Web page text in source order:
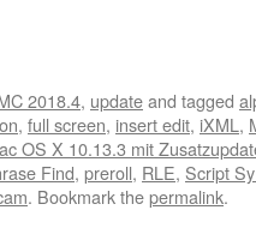
2018.4, updateand tagged
, full screen, insert edit, iXML ,
OS X 10.13.3 mit
Find, preroll, RLE, Script
. Bookmark thepermalink.